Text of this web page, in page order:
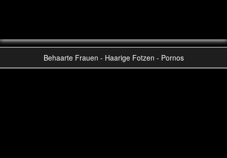
Behaarte Frauen - Haarige Fotzen - Pornos